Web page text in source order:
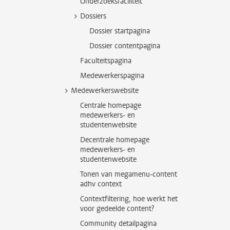
Dossiers
Dossier startpagina
Dossier contentpagina
Faculteitspagina
Medewerkerspagina
Medewerkerswebsite
Centrale homepage
medewerkers- en
studentenwebsite
Decentrale homepage
medewerkers- en
studentenwebsite
Tonen van megamenu-content
adhv context
Contextfiltering, hoe werkt het
voor gedeelde content?
Community detailpagina